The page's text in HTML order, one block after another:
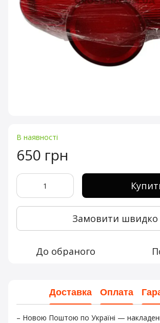
В наявності
650 грн
Замовити швидко
До обраного
Доставка Оплата
– Новою Поштою по Україні —